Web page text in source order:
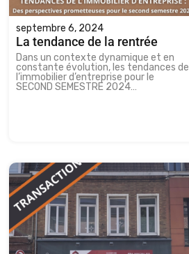
septembre 6, 2024
La tendance de la rentrée
Dans un contexte dynamique et en
constante évolution, les tendances de
l’immobilier d’entreprise pour le
SECOND SEMESTRE 2024…